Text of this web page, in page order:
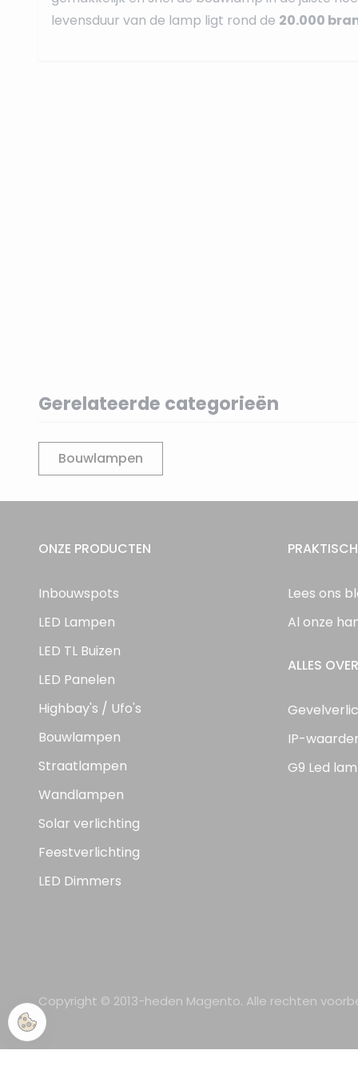
levensduur van de lamp ligt rond de 20.000
Gerelateerde categorieën
Bouwlampen
ONZE PRODUCTEN
Inbouwspots
LED Lampen
LED TL Buizen
LED Panelen
Highbay's / Ufo's
Bouwlampen
Straatlampen
Wandlampen
Solar verlichting
Feestverlichting
LED Dimmers
Lees ons
Al onze
ALLES
IP-
G9 Led
Copyright © 2013-heden Magento. Alle rechten